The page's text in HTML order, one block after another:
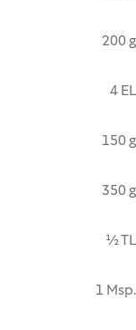
200 g
4 EL
150 g
350 g
½ TL
1 Msp.